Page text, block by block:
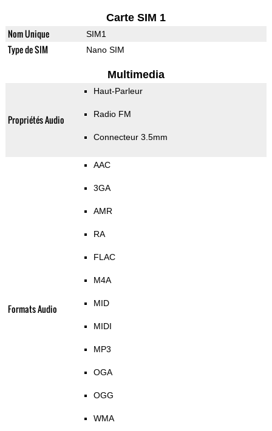
Carte SIM 1
Nom Unique SIM1
Type de SIM Nano SIM
Multimedia
Propriétés Audio
Haut-Parleur
Radio FM
Connecteur 3.5mm
Formats Audio
AAC
3GA
AMR
RA
FLAC
M4A
MID
MIDI
MP3
OGA
OGG
WMA